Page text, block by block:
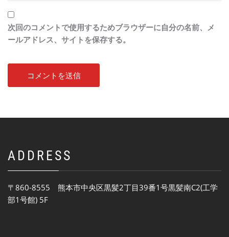
次回のコメントで使用するためブラウザーに自分の名前、メ
ールアドレス、サイトを保存する。
ADDRESS
〒860-8555 熊本市中央区黒髪2丁目39番1号黒髪南C2(工学
部1号館) 5F